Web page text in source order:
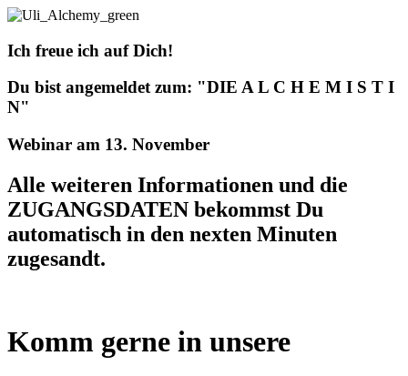
Ich freue ich auf Dich!
Du bist angemeldet zum: "DIE A L C H E M I S T I
N"
Webinar am 13. November
Alle weiteren Informationen und die
ZUGANGSDATEN bekommst Du
automatisch in den nexten Minuten
zugesandt.
Komm gerne in unsere